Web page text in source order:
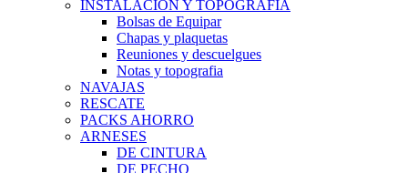
INSTALACION Y TOPOGRAFIA
Bolsas de Equipar
Chapas y plaquetas
Reuniones y descuelgues
Notas y topografia
NAVAJAS
RESCATE
PACKS AHORRO
ARNESES
DE CINTURA
DE PECHO